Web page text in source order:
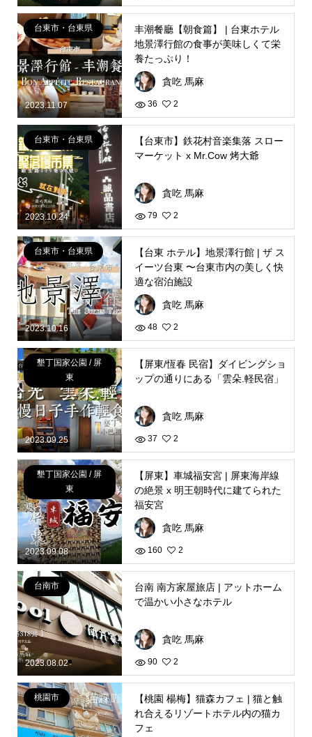
2023.11.07
台東市・台東県
丰潮餐廳【朝食篇】 | 台東ホテル
地景澤行館の食事が美味しくて栄
養たっぷり！
貪吃 馬麻
36 2
2023.10.24
台東市・台東県
【台東市】鉄花村音楽集落 スロー
マーケット x Mr.Cow 烤大爺
貪吃 馬麻
79 2
2023.10.16
台東市・台東県
【台東 ホテル】地景澤行館 | ザ ス
イーツ台東 〜台東市内の美しく快
適な宿泊施設
貪吃 馬麻
48 2
2023.09.25
墾丁国家公園 / 屏
東
【屏東/恆春 民宿】ダイビングショ
ップの通りにある「雲朵.軽民宿」
貪吃 馬麻
37 2
2023.09.08
墾丁国家公園 / 屏
東
【屏東】車城福安宮 | 屏東海岸線
の絶景 x 明王朝時代に建てられた
福安宮
貪吃 馬麻
160 2
2023.08.02
台南市
台南 南方家屋旅店 | アットホーム
で温かい小さなホテル
貪吃 馬麻
90 2
桃園市
【桃園 楊梅】猫森カフェ | 猫と触
れ合えるリゾートホテル内の猫カ
フェ